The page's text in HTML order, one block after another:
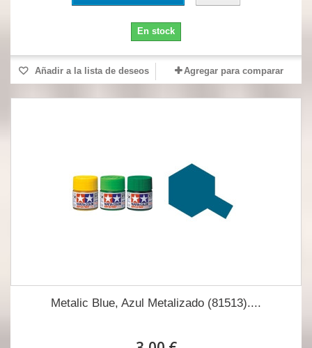
En stock
Añadir a la lista de deseos Agregar para comparar
Metalic Blue, Azul Metalizado (81513)....